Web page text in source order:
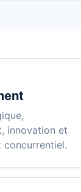
innovation et
concurrentiel.